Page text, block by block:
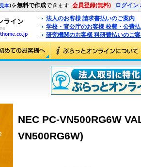
見本)を無料で作成できます 会員登録(無料) ログイン
法人のお客様 請求書払いのご案内
学校・官公庁のお客様 校費・公費
研究機関のお客様 科研費払いのご
NEC PC-VN500RG6W
VN500RG6W)